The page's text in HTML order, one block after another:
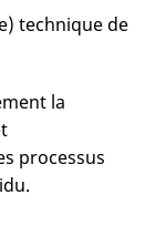
technique de
la
processus